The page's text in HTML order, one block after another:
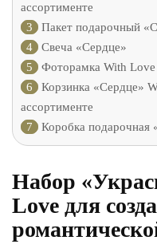
ассортименте
3
Пакет подарочный
4
Свеча «Сердце»
5
Фоторамка With Love
6
Корзинка «Сердце»
ассортименте
7
Коробка подарочная
Набор
Love для